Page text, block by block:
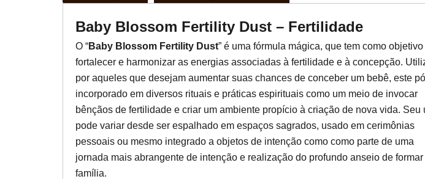
Baby Blossom Fertility Dust – Fertilidade
O “Baby Blossom Fertility Dust” é uma fórmula mágica, que tem como objetivo
fortalecer e harmonizar as energias associadas à fertilidade e à concepção.
por aqueles que desejam aumentar suas chances de conceber um bebê, este
incorporado em diversos rituais e práticas espirituais como um meio de invocar
bênçãos de fertilidade e criar um ambiente propício à criação de nova vida. Seu
pode variar desde ser espalhado em espaços sagrados, usado em cerimônias
pessoais ou mesmo integrado a objetos de intenção como como parte de uma
jornada mais abrangente de intenção e realização do profundo anseio de formar
família.